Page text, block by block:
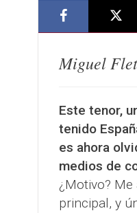
Miguel
Este tenor,
tenido
es ahora
medios de
¿Motivo? Me
principal, y